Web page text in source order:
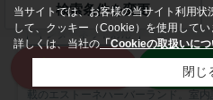
駐輪場 オートロック エレベー
インターネット対応
「エストーネハーバーランド」のこ
載のエストーネハーバーランド。室
検索条件を変更
当サイトでは、お客様の当サイト利用状
して、クッキー（Cookie）を使用してい
詳しくは、当社の「Cookieの取扱いに
閉じ